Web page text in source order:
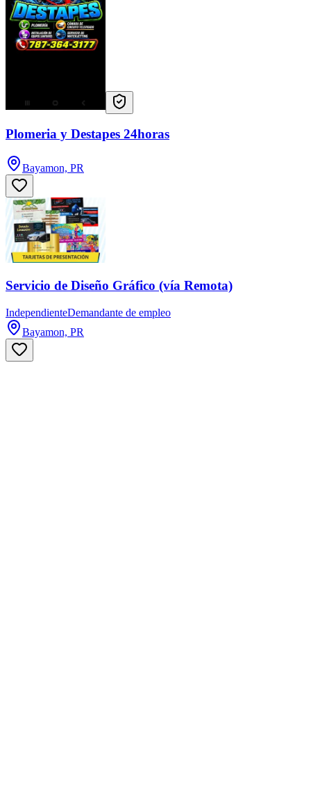
Plomeria y Destapes 24horas
Bayamon, PR
Servicio de Diseño Gráfico (vía Remota)
IndependienteDemandante de empleo
Bayamon, PR